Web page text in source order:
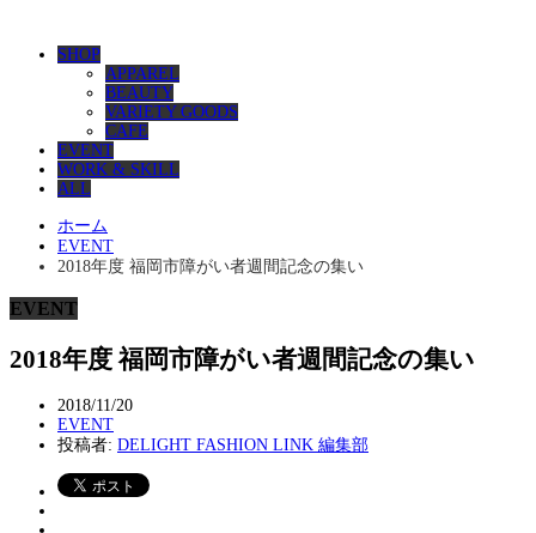
SHOP
APPAREL
BEAUTY
VARIETY GOODS
CAFE
EVENT
WORK & SKILL
ALL
ホーム
EVENT
2018年度 福岡市障がい者週間記念の集い
EVENT
2018年度 福岡市障がい者週間記念の集い
2018/11/20
EVENT
投稿者: DELIGHT FASHION LINK 編集部